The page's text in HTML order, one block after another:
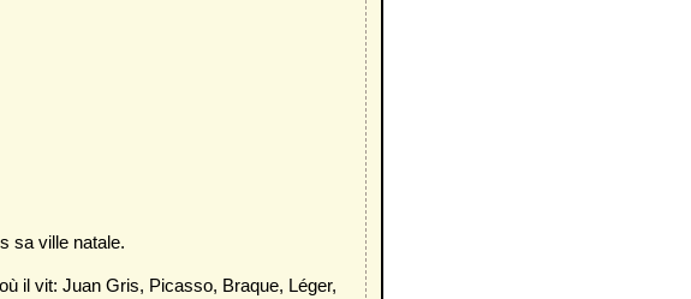
sa ville natale.
il vit: Juan Gris, Picasso, Braque, Léger,